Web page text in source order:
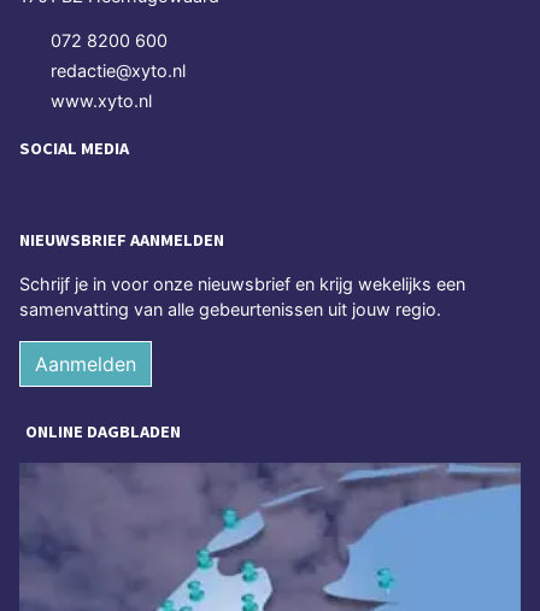
072 8200 600
redactie@xyto.nl
www.xyto.nl
SOCIAL MEDIA
NIEUWSBRIEF AANMELDEN
Schrijf je in voor onze nieuwsbrief en krijg wekelijks een
samenvatting van alle gebeurtenissen uit jouw regio.
Aanmelden
ONLINE DAGBLADEN